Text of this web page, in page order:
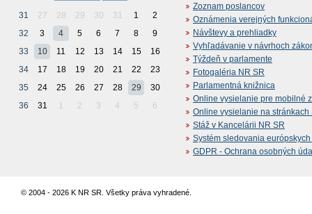
31 27 28 29 30 31 1
2
32
3 4 5 6 7 8
9
33
10 11 12 13 14 15
16
34
17 18 19 20 21 22
23
35
24 25 26 27 28 29
30
36
31 1 2 3 4 5 6
Zoznam poslancov
Oznámenia verejných
Návštevy a prehliadky
Vyhľadávanie v návrhoch
Týždeň v parlamente
Fotogaléria NR SR
Parlamentná knižnica
Online vysielanie pre mobilné
Online vysielanie na stránkach
Stáž v Kancelárii NR SR
Systém sledovania
GDPR - Ochrana osobných
© 2004 - 2026 K NR SR. Všetky práva vyhradené.